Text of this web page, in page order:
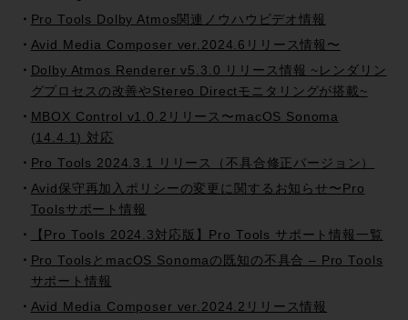
Pro Tools Dolby Atmos関連ノウハウビデオ情報
Avid Media Composer ver.2024.6リリース情報〜
Dolby Atmos Renderer v5.3.0 リリース情報 ~レンダリン
グプロセスの改善やStereo Directモニタリングが搭載~
MBOX Control v1.0.2リリース〜macOS Sonoma
(14.4.1) 対応
Pro Tools 2024.3.1 リリース（不具合修正バージョン）
Avid保守再加入ポリシーの変更に関するお知らせ〜Pro
Toolsサポート情報
【Pro Tools 2024.3対応版】Pro Tools サポート情報一覧
Pro ToolsとmacOS Sonomaの既知の不具合 – Pro Tools
サポート情報
Avid Media Composer ver.2024.2リリース情報